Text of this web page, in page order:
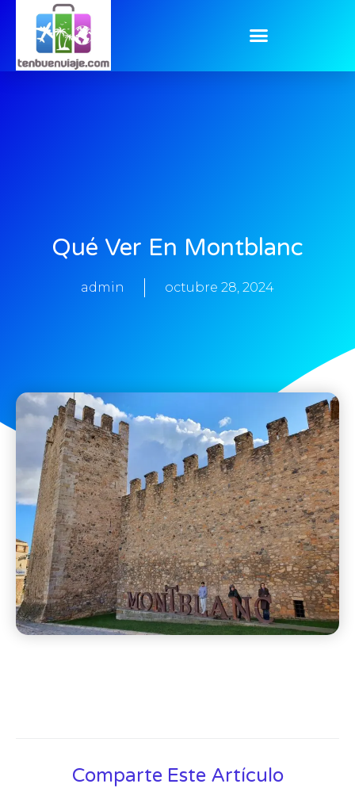
Qué Ver En Montblanc
admin octubre 28, 2024
Comparte Este Artículo